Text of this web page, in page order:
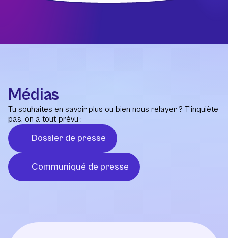
Médias
Tu souhaites en savoir plus ou bien nous relayer ? T’inquiète
pas, on a tout prévu :
Dossier de presse
Communiqué de presse